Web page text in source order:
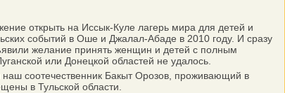
открыть на Иссык-Куле лагерь мира для детей и
событий в Оше и Джалал-Абаде в 2010 году. И сразу
желание принять женщин и детей с полным
или Донецкой областей не удалось.
соотечественник Бакыт Орозов, проживающий в
в Тульской области.